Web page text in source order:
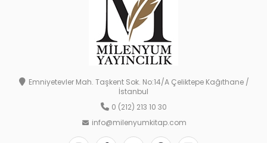
Emniyetevler Mah. Taşkent Sok. No:14/A Çeliktepe Kağıthane /
İstanbul
0 (212) 213 10 30
info@milenyumkitap.com